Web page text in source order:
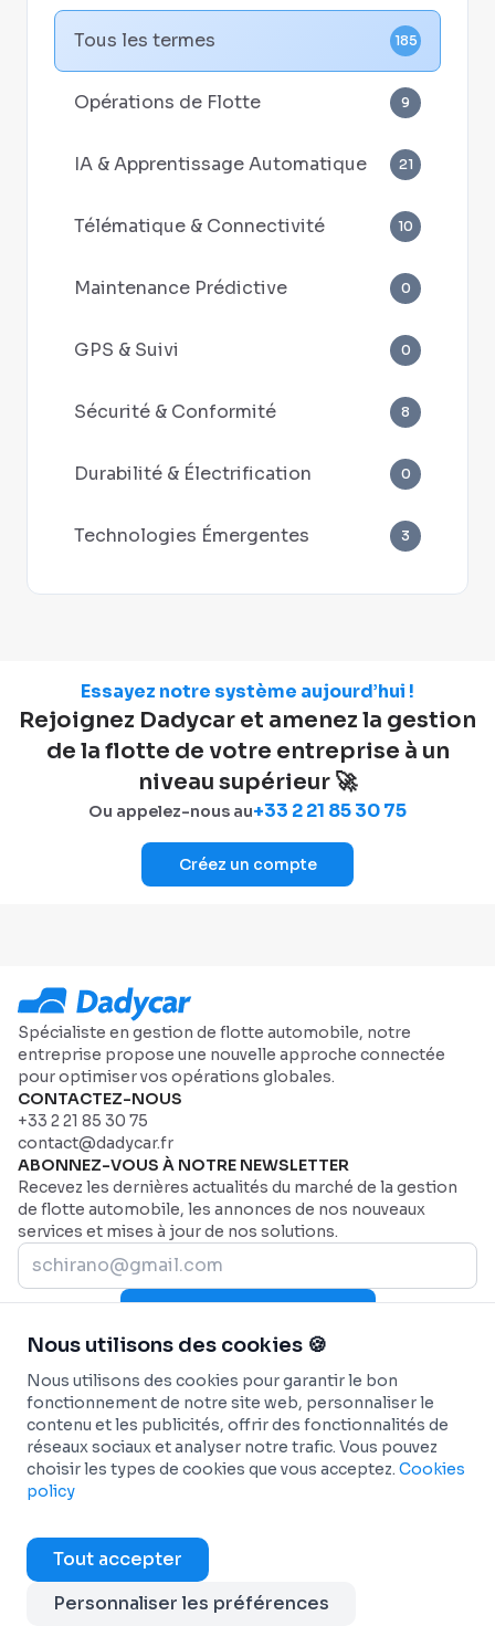
Tous les termes 185
Opérations de Flotte 9
IA & Apprentissage Automatique 21
Télématique & Connectivité 10
Maintenance Prédictive 0
GPS & Suivi 0
Sécurité & Conformité 8
Durabilité & Électrification 0
Technologies Émergentes 3
Essayez notre système aujourd’hui !
Rejoignez Dadycar et amenez la gestion
de la flotte de votre entreprise à un
niveau supérieur 🚀
Ou appelez-nous au+33 2 21 85 30 75
Créez un compte
Spécialiste en gestion de flotte automobile, notre
entreprise propose une nouvelle approche connectée
pour optimiser vos opérations globales.
CONTACTEZ-NOUS
+33 2 21 85 30 75
contact@dadycar.fr
ABONNEZ-VOUS À NOTRE NEWSLETTER
Recevez les dernières actualités du marché de la gestion
de flotte automobile, les annonces de nos nouveaux
services et mises à jour de nos solutions.
PLAN DU SITE
Page d'accueil
Secteurs
Pourquoi Dadycar
Tarification
AIDE
Nous contacter
SECTEURS
Service et maintenance
Santé et services d’urgence
Flottes commerciales
BTP
Transport Frigorifique
Services de Coursier
Transport et logistique
FONCTIONNALITÉS
Tableau de bord personnalisé
Suivi télématique en temps réel
Maintenance prédictive et automatisée
Automatisation des flux de travail
Gestion des dépenses opérationnelles
Gestion des sinistres et des amendes
SOLUTIONS
Géolocalisation et suivi de flotte
Autopartage en entreprise
Dadycar Garages
INTÉGRATIONS
Véhicules connectés - OEM
Cartes carburant
Partenaires de maintenance
INFO
Cookies policy
Copyright © 2025 Dadycar Solutions Tous droits
Nous utilisons des cookies 🍪
Nous utilisons des cookies pour garantir le bon
fonctionnement de notre site web, personnaliser le
contenu et les publicités, offrir des fonctionnalités de
réseaux sociaux et analyser notre trafic. Vous pouvez
choisir les types de cookies que vous acceptez. Cookies
policy
Tout accepter
Personnaliser les préférences